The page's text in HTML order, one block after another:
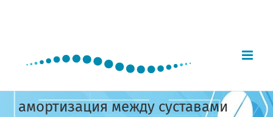
амортизация между суставами